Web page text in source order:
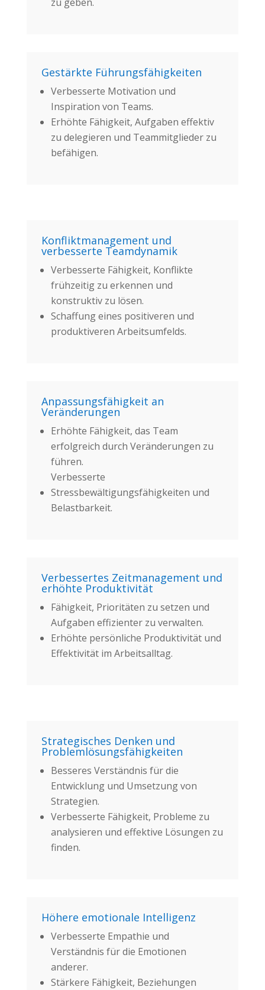
zu geben.
Gestärkte Führungsfähigkeiten
Verbesserte Motivation und
Inspiration von Teams.
Erhöhte Fähigkeit, Aufgaben effektiv
zu delegieren und Teammitglieder zu
befähigen.
Konfliktmanagement und
verbesserte Teamdynamik
Verbesserte Fähigkeit, Konflikte
frühzeitig zu erkennen und
konstruktiv zu lösen.
Schaffung eines positiveren und
produktiveren Arbeitsumfelds.
Anpassungsfähigkeit an
Veränderungen
Erhöhte Fähigkeit, das Team
erfolgreich durch Veränderungen zu
führen.
Verbesserte
Stressbewältigungsfähigkeiten und
Belastbarkeit.
Verbessertes Zeitmanagement und
erhöhte Produktivität
Fähigkeit, Prioritäten zu setzen und
Aufgaben effizienter zu verwalten.
Erhöhte persönliche Produktivität und
Effektivität im Arbeitsalltag.
Strategisches Denken und
Problemlösungsfähigkeiten
Besseres Verständnis für die
Entwicklung und Umsetzung von
Strategien.
Verbesserte Fähigkeit, Probleme zu
analysieren und effektive Lösungen zu
finden.
Höhere emotionale Intelligenz
Verbesserte Empathie und
Verständnis für die Emotionen
anderer.
Stärkere Fähigkeit, Beziehungen